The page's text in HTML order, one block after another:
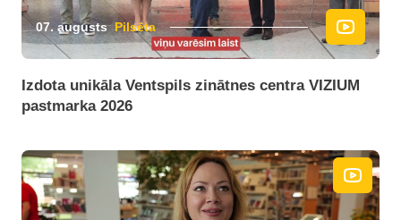
07. augusts Pilsēta
Izdota unikāla Ventspils zinātnes centra VIZIUM
pastmarka 2026